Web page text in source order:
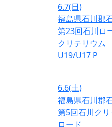
6.7(日)
福島県石川郡
第23回石川ロ
クリテリウム
U19/U17 P
6.6(土)
福島県石川郡
第5回石川ク
ロード